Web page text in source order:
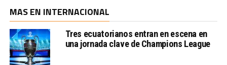
MAS EN INTERNACIONAL
Tres ecuatorianos entran en escena en
una jornada clave de Champions League